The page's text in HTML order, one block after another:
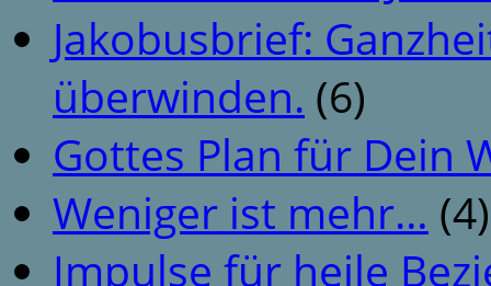
Jakobusbrief:
überwinden. (6)
Gottes Plan für Dein
Weniger ist mehr… (4)
Impulse für heile